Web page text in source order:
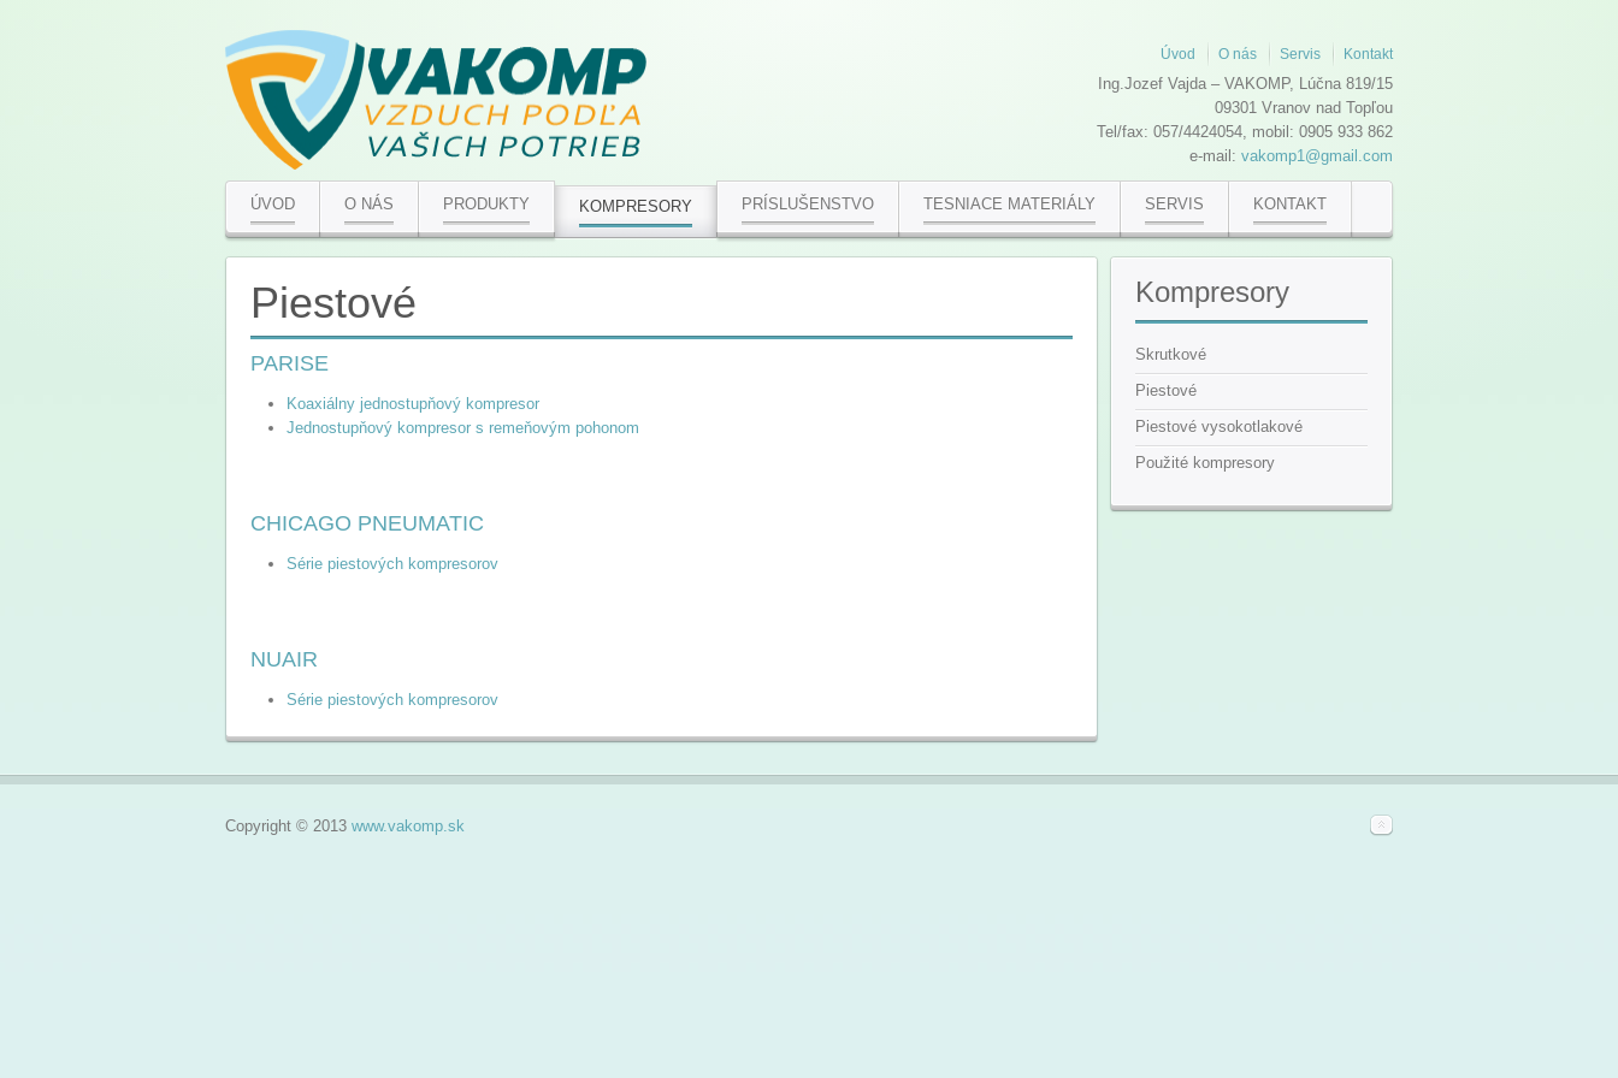
Úvod O nás Servis Kontakt
Ing.Jozef Vajda – VAKOMP, Lúčna 819/15
09301 Vranov nad Topľou
Tel/fax: 057/4424054, mobil: 0905 933 862
e-mail: vakomp1@gmail.com
ÚVOD O NÁS PRODUKTY KOMPRESORY PRÍSLUŠENSTVO TESNIACE MATERIÁLY SERVIS KONTAKT
Piestové
PARISE
Koaxiálny jednostupňový kompresor
Jednostupňový kompresor s remeňovým pohonom
CHICAGO PNEUMATIC
Série piestových kompresorov
NUAIR
Série piestových kompresorov
Kompresory
Skrutkové
Piestové
Piestové vysokotlakové
Použité kompresory
Copyright © 2013 www.vakomp.sk